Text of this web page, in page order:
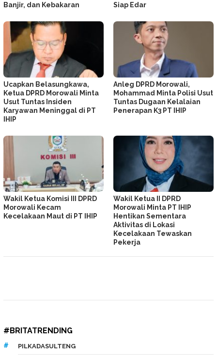
Banjir, dan Kebakaran Siap Edar
Ucapkan Belasungkawa,
Ketua DPRD Morowali Minta
Usut Tuntas Insiden
Karyawan Meninggal di PT
IHIP
Anleg DPRD Morowali,
Mohammad Minta Polisi Usut
Tuntas Dugaan Kelalaian
Penerapan K3 PT IHIP
Wakil Ketua Komisi III DPRD
Morowali Kecam
Kecelakaan Maut di PT IHIP
Wakil Ketua II DPRD
Morowali Minta PT IHIP
Hentikan Sementara
Aktivitas di Lokasi
Kecelakaan Tewaskan
Pekerja
#BRITATRENDING
PILKADASULTENG